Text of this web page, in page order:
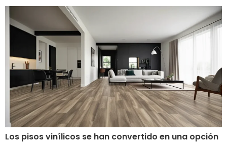
Los pisos vinílicos se han convertido en una opción